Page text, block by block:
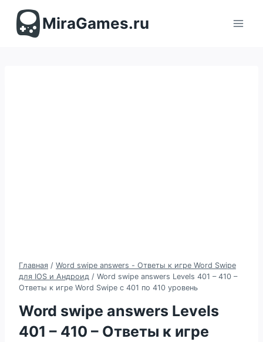
содержимомуMiraGames.ru
Главная / Word swipe answers - Ответы к игре Word Swipe
для IOS и Андроид / Word swipe answers Levels 401 – 410 –
Ответы к игре Word Swipe с 401 по 410 уровень
Word swipe answers Levels
401 – 410 – Ответы к игре